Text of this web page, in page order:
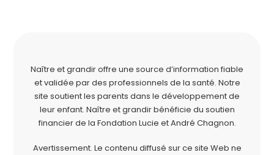
Naître et grandir offre une source d’information fiable
et validée par des professionnels de la santé. Notre
site soutient les parents dans le développement de
leur enfant. Naître et grandir bénéficie du soutien
financier de la Fondation Lucie et André Chagnon.
Avertissement. Le contenu diffusé sur ce site Web ne